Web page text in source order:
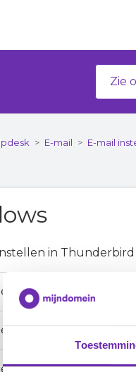
Zie
E-mail E-mail
in Thunderbird
in Outlook 2024
in Spark
in nieuwe versie